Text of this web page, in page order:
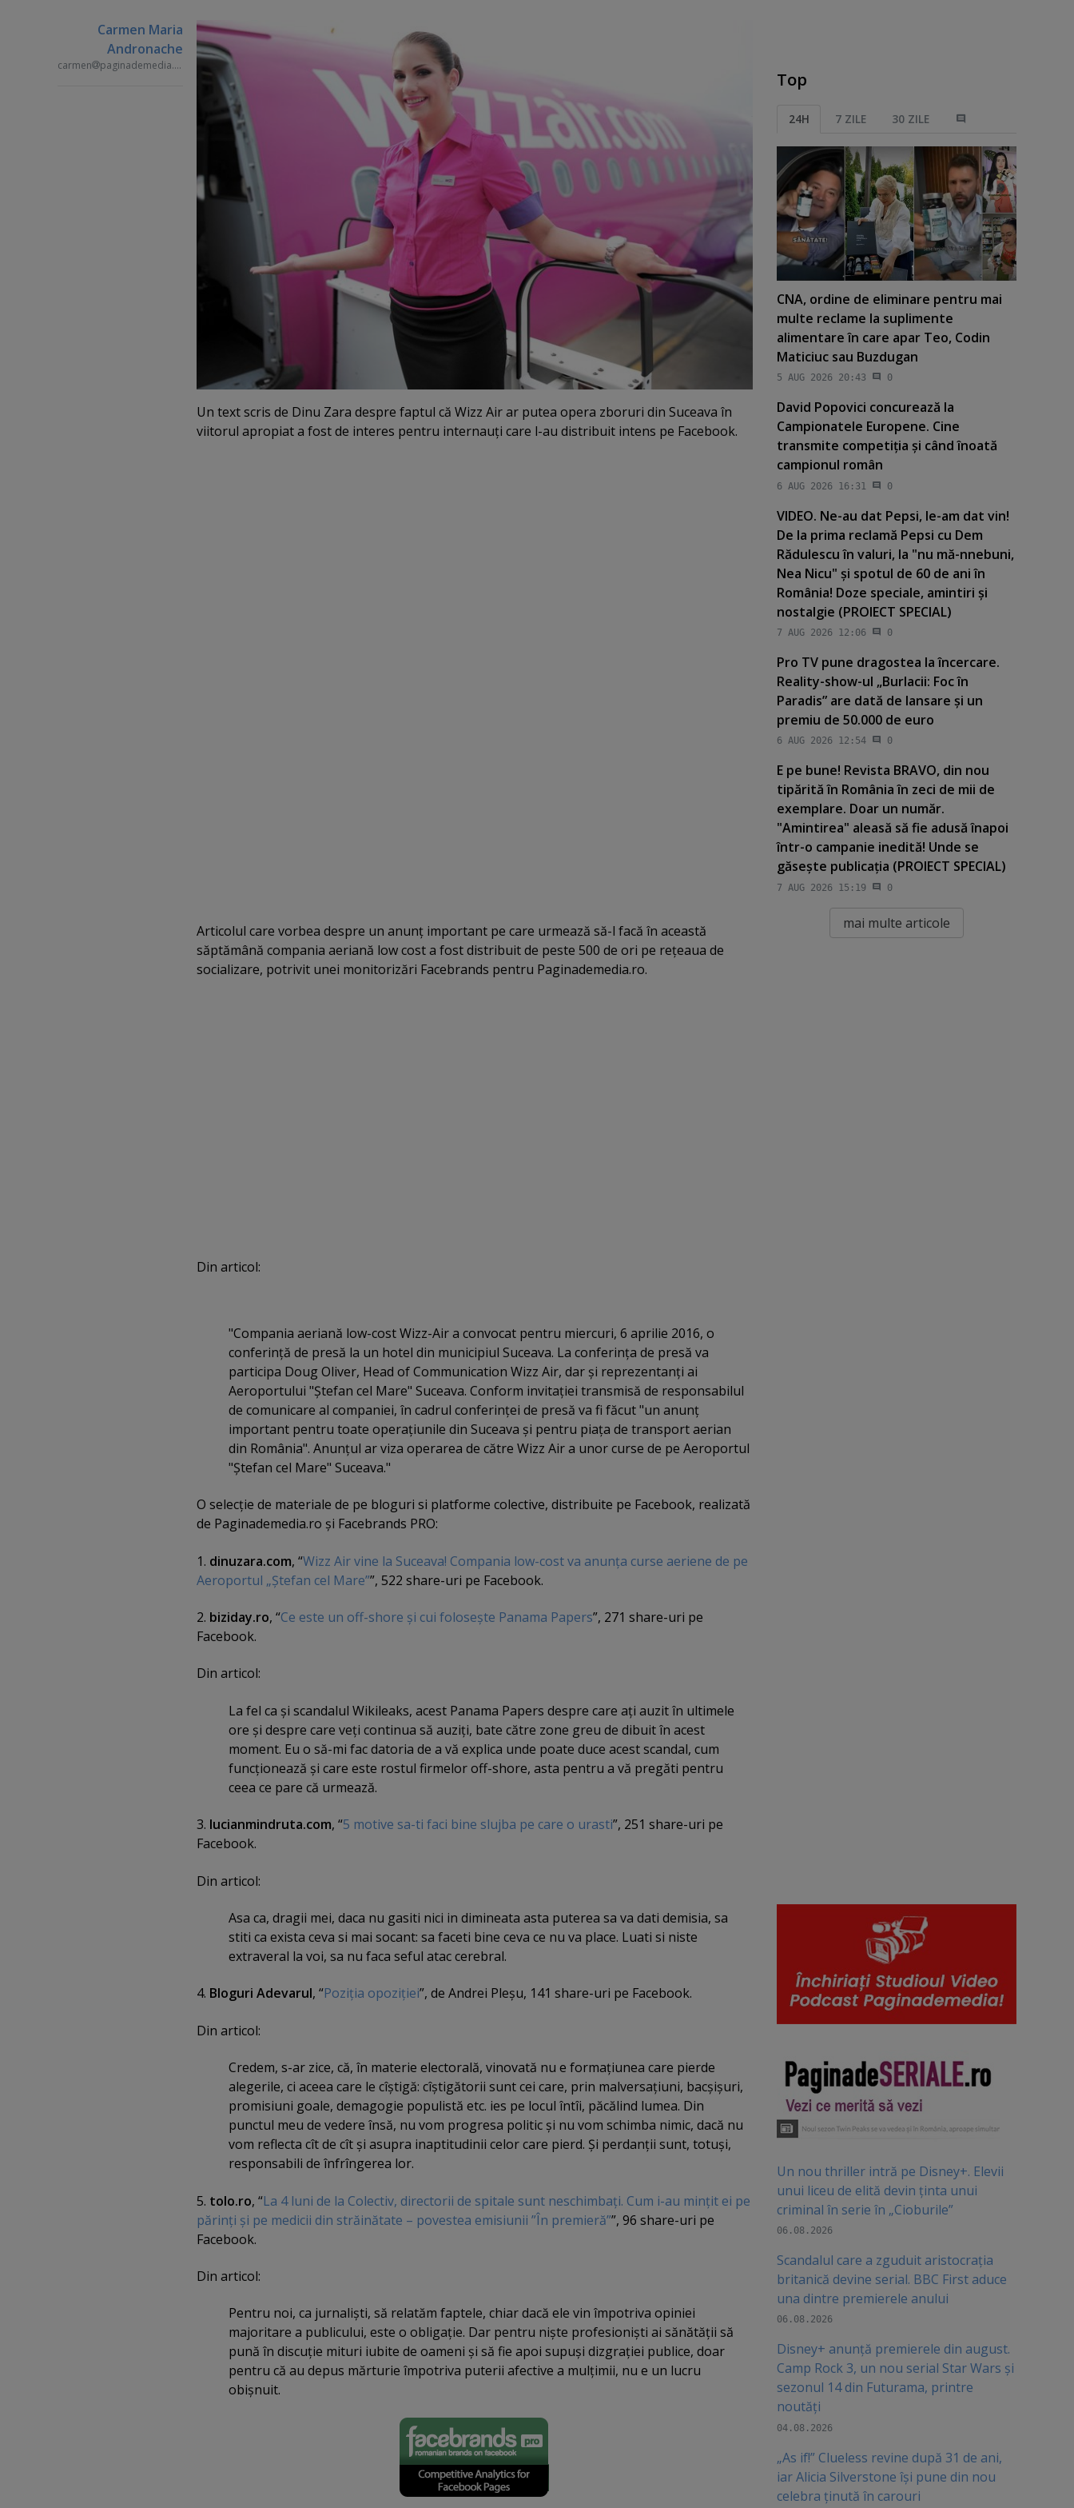
Carmen Maria
Andronache
carmen paginademedia.ro
Un text scris de Dinu Zara despre faptul că Wizz Air ar putea opera zboruri din Suceava în
viitorul apropiat a fost de interes pentru internauţi care l-au distribuit intens pe Facebook.
Articolul care vorbea despre un anunţ important pe care urmează să-l facă în această
săptămână compania aeriană low cost a fost distribuit de peste 500 de ori pe reţeaua de
socializare, potrivit unei monitorizări Facebrands pentru Paginademedia.ro.
Din articol:
"Compania aeriană low-cost Wizz-Air a convocat pentru miercuri, 6 aprilie 2016, o
conferinţă de presă la un hotel din municipiul Suceava. La conferinţa de presă va
participa Doug Oliver, Head of Communication Wizz Air, dar şi reprezentanţi ai
Aeroportului "Ştefan cel Mare" Suceava. Conform invitaţiei transmisă de responsabilul
de comunicare al companiei, în cadrul conferinţei de presă va fi făcut "un anunţ
important pentru toate operaţiunile din Suceava şi pentru piaţa de transport aerian
din România". Anunţul ar viza operarea de către Wizz Air a unor curse de pe Aeroportul
"Ştefan cel Mare" Suceava."
O selecţie de materiale de pe bloguri si platforme colective, distribuite pe Facebook, realizată
de Paginademedia.ro şi Facebrands PRO:
1. dinuzara.com, “Wizz Air vine la Suceava! Compania low-cost va anunţa curse aeriene de pe
Aeroportul „Ştefan cel Mare””, 522 share-uri pe Facebook.
2. biziday.ro, “Ce este un off-shore şi cui foloseşte Panama Papers”, 271 share-uri pe
Facebook.
Din articol:
La fel ca şi scandalul Wikileaks, acest Panama Papers despre care aţi auzit în ultimele
ore şi despre care veţi continua să auziţi, bate către zone greu de dibuit în acest
moment. Eu o să-mi fac datoria de a vă explica unde poate duce acest scandal, cum
funcţionează şi care este rostul firmelor off-shore, asta pentru a vă pregăti pentru
ceea ce pare că urmează.
3. lucianmindruta.com, “5 motive sa-ti faci bine slujba pe care o urasti”, 251 share-uri pe
Facebook.
Din articol:
Asa ca, dragii mei, daca nu gasiti nici in dimineata asta puterea sa va dati demisia, sa
stiti ca exista ceva si mai socant: sa faceti bine ceva ce nu va place. Luati si niste
extraveral la voi, sa nu faca seful atac cerebral.
4. Bloguri Adevarul, “Poziţia opoziţiei”, de Andrei Pleşu, 141 share-uri pe Facebook.
Din articol:
Credem, s-ar zice, că, în materie electorală, vinovată nu e formaţiunea care pierde
alegerile, ci aceea care le cîştigă: cîştigătorii sunt cei care, prin malversaţiuni, bacşişuri,
promisiuni goale, demagogie populistă etc. ies pe locul întîi, păcălind lumea. Din
punctul meu de vedere însă, nu vom progresa politic şi nu vom schimba nimic, dacă nu
vom reflecta cît de cît şi asupra inaptitudinii celor care pierd. Şi perdanţii sunt, totuşi,
responsabili de înfrîngerea lor.
5. tolo.ro, “La 4 luni de la Colectiv, directorii de spitale sunt neschimbaţi. Cum i-au minţit ei pe
părinţi şi pe medicii din străinătate – povestea emisiunii ”În premieră””, 96 share-uri pe
Facebook.
Din articol:
Pentru noi, ca jurnalişti, să relatăm faptele, chiar dacă ele vin împotriva opiniei
majoritare a publicului, este o obligaţie. Dar pentru nişte profesionişti ai sănătăţii să
pună în discuţie mituri iubite de oameni şi să fie apoi supuşi dizgraţiei publice, doar
pentru că au depus mărturie împotriva puterii afective a mulţimii, nu e un lucru
obişnuit.
Top
24H 7 ZILE 30 ZILE
CNA, ordine de eliminare pentru mai
multe reclame la suplimente
alimentare în care apar Teo, Codin
Maticiuc sau Buzdugan
5 AUG 2026 20:43 0
David Popovici concurează la
Campionatele Europene. Cine
transmite competiţia şi când înoată
campionul român
6 AUG 2026 16:31 0
VIDEO. Ne-au dat Pepsi, le-am dat vin!
De la prima reclamă Pepsi cu Dem
Rădulescu în valuri, la "nu mă-nnebuni,
Nea Nicu" şi spotul de 60 de ani în
România! Doze speciale, amintiri şi
nostalgie (PROIECT SPECIAL)
7 AUG 2026 12:06 0
Pro TV pune dragostea la încercare.
Reality-show-ul „Burlacii: Foc în
Paradis” are dată de lansare şi un
premiu de 50.000 de euro
6 AUG 2026 12:54 0
E pe bune! Revista BRAVO, din nou
tipărită în România în zeci de mii de
exemplare. Doar un număr.
"Amintirea" aleasă să fie adusă înapoi
într-o campanie inedită! Unde se
găseşte publicaţia (PROIECT SPECIAL)
7 AUG 2026 15:19 0
mai multe articole
Un nou thriller intră pe Disney+. Elevii
unui liceu de elită devin ținta unui
criminal în serie în „Cioburile”
06.08.2026
Scandalul care a zguduit aristocrația
britanică devine serial. BBC First aduce
una dintre premierele anului
06.08.2026
Disney+ anunță premierele din august.
Camp Rock 3, un nou serial Star Wars și
sezonul 14 din Futurama, printre
noutăți
04.08.2026
„As if!” Clueless revine după 31 de ani,
iar Alicia Silverstone își pune din nou
celebra ținută în carouri